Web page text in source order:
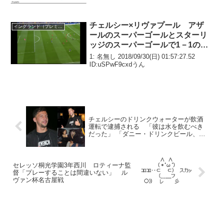
イングランド（プレミア）
チェルシー×リヴァプール アザ
ールのスーパーゴールとスターリ
ッジのスーパーゴールで1－1のド
ロー
1: 名無し 2018/09/30(日) 01:57:27.52
ID:uSPwF9cxdうん
チェルシーのドリンクウォーターが飲酒
運転で逮捕される 「彼は水を飲むべき
だった」 「ダニー・ドリンクビール、そ
セレッソ桐光学園3年西川 ロティーナ監
督「プレーすることは間違いない」 ル
ヴァン杯名古屋戦